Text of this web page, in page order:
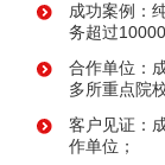
成功案例：
务超过
合作单位：
多所重点院
客户见证：
作单位；